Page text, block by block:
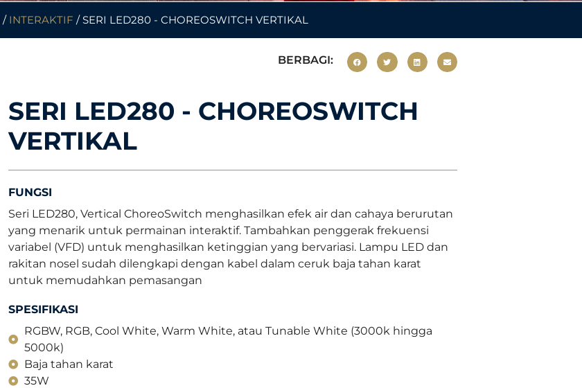
/ INTERAKTIF / SERI LED280 - CHOREOSWITCH VERTIKAL
BERBAGI:
SERI LED280 - CHOREOSWITCH
VERTIKAL
FUNGSI
Seri LED280, Vertical ChoreoSwitch menghasilkan efek air dan cahaya berurutan
yang menarik untuk permainan interaktif. Tambahkan penggerak frekuensi
variabel (VFD) untuk menghasilkan ketinggian yang bervariasi. Lampu LED dan
rakitan nosel sudah dilengkapi dengan kabel dalam ceruk baja tahan karat
untuk memudahkan pemasangan
SPESIFIKASI
RGBW, RGB, Cool White, Warm White, atau Tunable White (3000k hingga
5000k)
Baja tahan karat
35W